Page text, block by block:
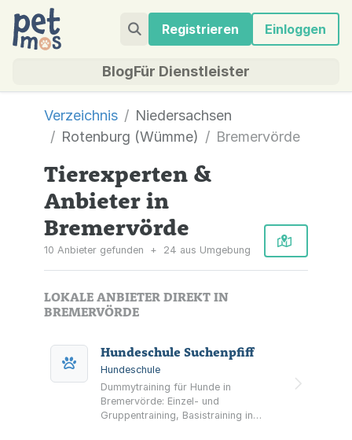
Registrieren Einloggen
BlogFür Dienstleister
Verzeichnis
Niedersachsen
Rotenburg (Wümme)
Bremervörde
Tierexperten &
Anbieter in
Bremervörde
10 Anbieter gefunden + 24 aus Umgebung
LOKALE ANBIETER DIREKT IN
BREMERVÖRDE
Hundeschule Suchenpfiff
Hundeschule
Dummytraining für Hunde in
Bremervörde: Einzel- und
Gruppentraining, Basistraining in